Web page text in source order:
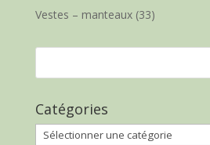
Vestes – manteaux(33)
Catégories
Catégories